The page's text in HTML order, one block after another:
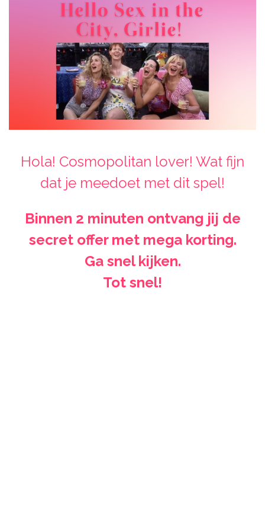
Hola! Cosmopolitan lover! Wat fijn
dat je meedoet met dit spel!
Binnen 2 minuten ontvang jij de
secret offer met mega korting.
Ga snel kijken.
Tot snel!